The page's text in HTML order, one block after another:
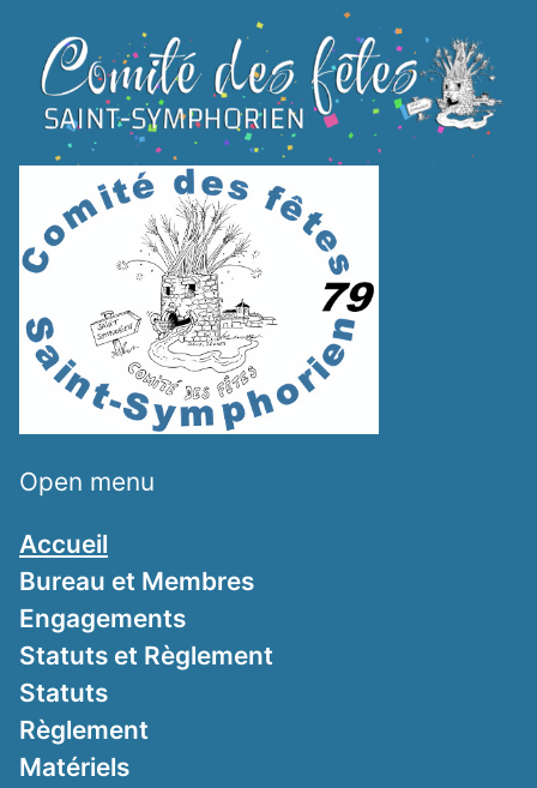
SKIP TO MAIN CONTENT
Open menu
Accueil
Bureau et Membres
Engagements
Statuts et Règlement
Statuts
Règlement
Matériels